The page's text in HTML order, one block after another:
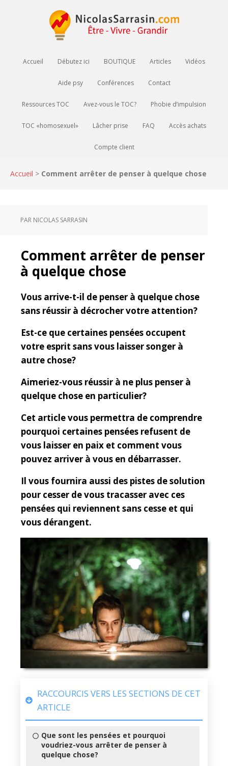
Accueil Débutez ici BOUTIQUE Articles Vidéos
Aide psy Conférences Contact
Ressources TOC Avez-vous le TOC? Phobie d’impulsion
TOC «homosexuel» Lâcher prise FAQ Accès achats
Compte client
Accueil > Comment arrêter de penser à quelque chose
PAR NICOLAS SARRASIN
Comment arrêter de penser
à quelque chose
Vous arrive-t-il de penser à quelque chose
sans réussir à décrocher votre attention?
Est-ce que certaines pensées occupent
votre esprit sans vous laisser songer à
autre chose?
Aimeriez-vous réussir à ne plus penser à
quelque chose en particulier?
Cet article vous permettra de comprendre
pourquoi certaines pensées refusent de
vous laisser en paix et comment vous
pouvez arriver à vous en débarrasser.
Il vous fournira aussi des pistes de solution
pour cesser de vous tracasser avec ces
pensées qui reviennent sans cesse et qui
vous dérangent.
RACCOURCIS VERS LES SECTIONS DE CET
ARTICLE
Que sont les pensées et pourquoi
voudriez-vous arrêter de penser à
quelque chose?